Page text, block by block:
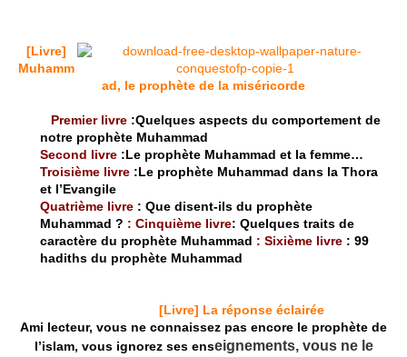
[Livre]
Muhamm
ad, le prophète de la miséricorde
Premier livre :Quelques aspects du comportement de
notre prophète Muhammad
Second livre :Le prophète Muhammad et la femme…
Troisième livre :Le prophète Muhammad dans la Thora
et l’Evangile
Quatrième livre : Que disent-ils du prophète
Muhammad ? : Cinquième livre: Quelques traits de
caractère du prophète Muhammad : Sixième livre : 99
hadiths du prophète Muhammad
[Livre] La réponse éclairée
Ami lecteur, vous ne connaissez pas encore le prophète de
l’islam, vous ignorez ses enseignements, vous ne le